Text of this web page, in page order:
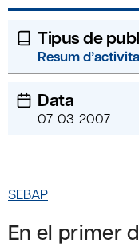
Tipus de
Resum
Data
07-03-2007
SEBAP
En el primer